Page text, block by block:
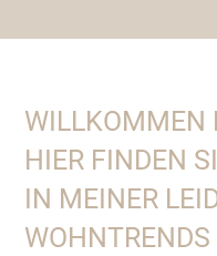
to
the
first
WILLKOMMEN
HIER FINDEN
IN MEINER